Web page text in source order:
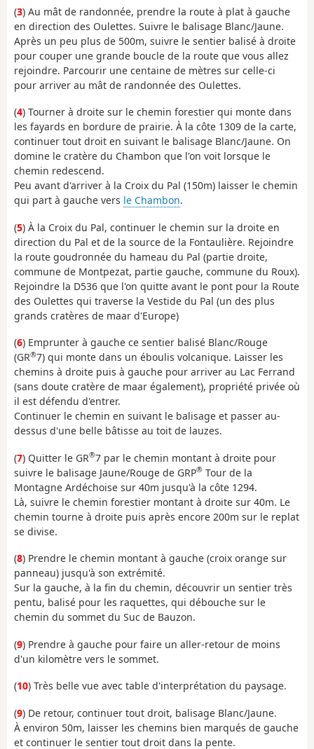
(3) Au mât de randonnée, prendre la route à plat à gauche
en direction des Oulettes. Suivre le balisage Blanc/Jaune.
Après un peu plus de 500m, suivre le sentier balisé à droite
pour couper une grande boucle de la route que vous allez
rejoindre. Parcourir une centaine de mètres sur celle-ci
pour arriver au mât de randonnée des Oulettes.
(4) Tourner à droite sur le chemin forestier qui monte dans
les fayards en bordure de prairie. À la côte 1309 de la carte,
continuer tout droit en suivant le balisage Blanc/Jaune. On
domine le cratère du Chambon que l'on voit lorsque le
chemin redescend.
Peu avant d'arriver à la Croix du Pal (150m) laisser le chemin
qui part à gauche vers le Chambon.
(5) À la Croix du Pal, continuer le chemin sur la droite en
direction du Pal et de la source de la Fontaulière. Rejoindre
la route goudronnée du hameau du Pal (partie droite,
commune de Montpezat, partie gauche, commune du Roux).
Rejoindre la D536 que l'on quitte avant le pont pour la Route
des Oulettes qui traverse la Vestide du Pal (un des plus
grands cratères de maar d'Europe)
(6) Emprunter à gauche ce sentier balisé Blanc/Rouge
(GR®7) qui monte dans un éboulis volcanique. Laisser les
chemins à droite puis à gauche pour arriver au Lac Ferrand
(sans doute cratère de maar également), propriété privée où
il est défendu d'entrer.
Continuer le chemin en suivant le balisage et passer au-
dessus d'une belle bâtisse au toit de lauzes.
(7) Quitter le GR®7 par le chemin montant à droite pour
suivre le balisage Jaune/Rouge de GRP® Tour de la
Montagne Ardéchoise sur 40m jusqu'à la côte 1294.
Là, suivre le chemin forestier montant à droite sur 40m. Le
chemin tourne à droite puis après encore 200m sur le replat
se divise.
(8) Prendre le chemin montant à gauche (croix orange sur
panneau) jusqu'à son extrémité.
Sur la gauche, à la fin du chemin, découvrir un sentier très
pentu, balisé pour les raquettes, qui débouche sur le
chemin du sommet du Suc de Bauzon.
(9) Prendre à gauche pour faire un aller-retour de moins
d'un kilomètre vers le sommet.
(10) Très belle vue avec table d'interprétation du paysage.
(9) De retour, continuer tout droit, balisage Blanc/Jaune.
À environ 50m, laisser les chemins bien marqués de gauche
et continuer le sentier tout droit dans la pente.